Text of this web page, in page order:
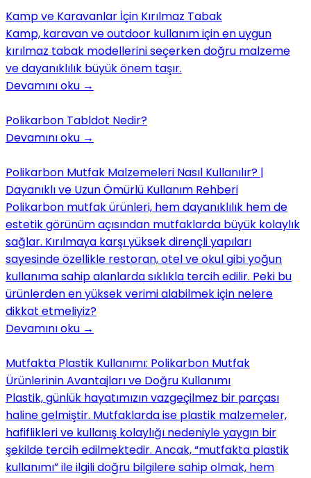
Kamp ve Karavanlar İçin Kırılmaz Tabak
Kamp, karavan ve outdoor kullanım için en uygun
kırılmaz tabak modellerini seçerken doğru malzeme
ve dayanıklılık büyük önem taşır.
Devamını oku →
Polikarbon Tabldot Nedir?
Devamını oku →
Polikarbon Mutfak Malzemeleri Nasıl Kullanılır? |
Dayanıklı ve Uzun Ömürlü Kullanım Rehberi
Polikarbon mutfak ürünleri, hem dayanıklılık hem de
estetik görünüm açısından mutfaklarda büyük kolaylık
sağlar. Kırılmaya karşı yüksek dirençli yapıları
sayesinde özellikle restoran, otel ve okul gibi yoğun
kullanıma sahip alanlarda sıklıkla tercih edilir. Peki bu
ürünlerden en yüksek verimi alabilmek için nelere
dikkat etmeliyiz?
Devamını oku →
Mutfakta Plastik Kullanımı: Polikarbon Mutfak
Ürünlerinin Avantajları ve Doğru Kullanımı
Plastik, günlük hayatımızın vazgeçilmez bir parçası
haline gelmiştir. Mutfaklarda ise plastik malzemeler,
hafiflikleri ve kullanış kolaylığı nedeniyle yaygın bir
şekilde tercih edilmektedir. Ancak, “mutfakta plastik
kullanımı” ile ilgili doğru bilgilere sahip olmak, hem